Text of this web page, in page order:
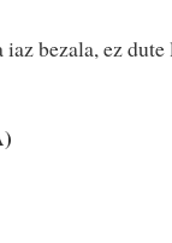
bezala, ez